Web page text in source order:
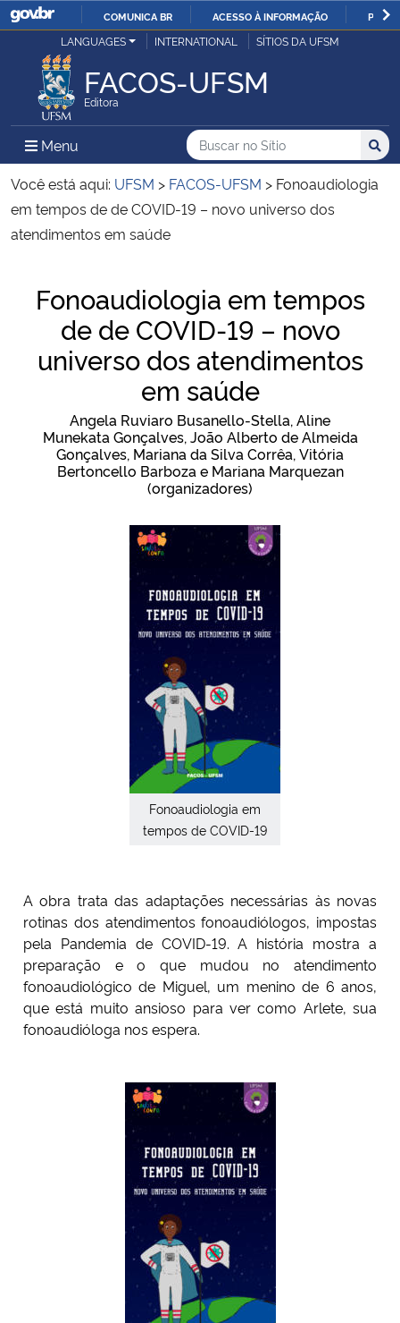
IR
O
COMUNICA BR ACESSO À INFORMAÇÃO
Ministério da Justiça e Segurança Pública
Ministério da Defesa
Ministério das Relações Exteriores
Ministério da Economia
Ministério da Agricultura, Pecuária e Abastecimento
Ministério da Educação
Ministério da Cidadania
Ministério da Saúde
Ministério da Ciência, Tecnologia, Inovações e Comunicações
Ministério do Desenvolvimento Regional
Ministério da Mulher, da Família e dos Direitos Humanos
Gabinete de Segurança Institucional
Advocacia-Geral da União
Banco Central do Brasil
LANGUAGES INTERNATIONAL SÍTIOS DA UFSM
FACOS-UFSM
Editora
Menu Menu Principal do Sítio
Busca
Buscar no no Sítio
Busca:
Você está aqui: UFSM > FACOS-UFSM > Fonoaudiologia
em tempos de de COVID-19 – novo universo dos
atendimentos em saúde
Fonoaudiologia em tempos
de de COVID-19 – novo
universo dos atendimentos
em saúde
Angela Ruviaro Busanello-Stella, Aline
Munekata Gonçalves, João Alberto de Almeida
Gonçalves, Mariana da Silva Corrêa, Vitória
Bertoncello Barboza e Mariana Marquezan
(organizadores)
Fonoaudiologia em
tempos de COVID-19
A obra trata das adaptações necessárias às novas
rotinas dos atendimentos fonoaudiólogos, impostas
pela Pandemia de COVID-19. A história mostra a
preparação e o que mudou no atendimento
fonoaudiológico de Miguel, um menino de 6 anos,
que está muito ansioso para ver como Arlete, sua
fonoaudióloga nos espera.